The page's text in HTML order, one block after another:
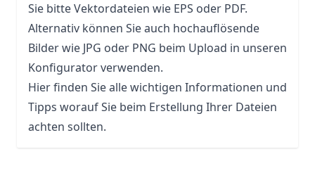
Sie bitte Vektordateien wie EPS oder PDF.
Alternativ können Sie auch hochauflösende
Bilder wie JPG oder PNG beim Upload in unseren
Konfigurator verwenden.
Hier finden Sie alle wichtigen Informationen und
Tipps worauf Sie beim Erstellung Ihrer Dateien
achten sollten.